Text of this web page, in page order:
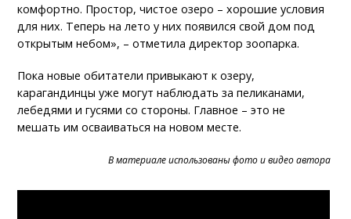
комфортно. Простор, чистое озеро – хорошие условия
для них. Теперь на лето у них появился свой дом под
открытым небом», – отметила директор зоопарка.
Пока новые обитатели привыкают к озеру,
карагандинцы уже могут наблюдать за пеликанами,
лебедями и гусями со стороны. Главное – это не
мешать им осваиваться на новом месте.
В материале использованы фото и видео автора